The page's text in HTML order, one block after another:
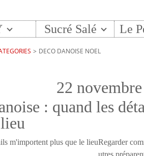
Sucré Salé Le
> DECO DANOISE NOEL
22
: quand les
Regarder
utres